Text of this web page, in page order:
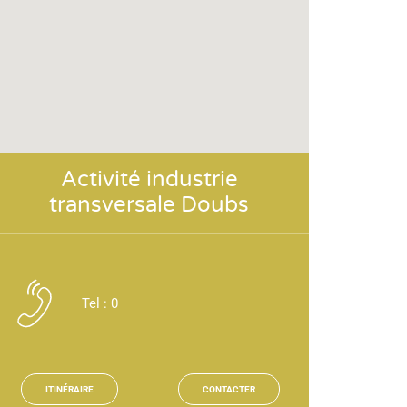
Activité industrie
transversale Doubs
Tel : 0
ITINÉRAIRE CONTACTER